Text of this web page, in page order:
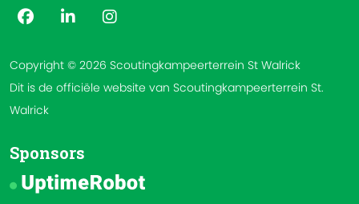
Copyright © 2026 Scoutingkampeerterrein St Walrick
Dit is de officiële website van Scoutingkampeerterrein St.
Walrick
Sponsors